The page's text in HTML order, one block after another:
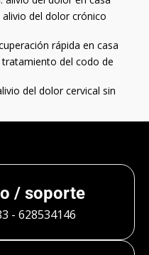
del dolor crónico
rápida en casa
del codo de
del dolor cervical sin
/ soporte
- 628534146